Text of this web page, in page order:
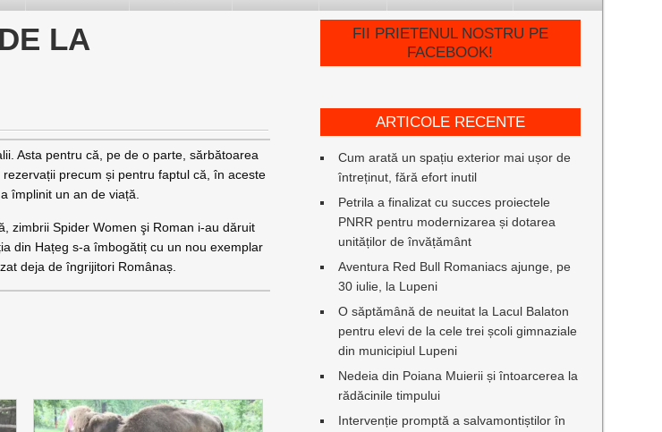
LA
Asta pentru că, pe de o parte, sărbătoarea
precum și pentru faptul că, în aceste
împlinit un an de viață.
zimbrii Spider Women şi Roman i-au dăruit
din Hațeg s-a îmbogătiț cu un nou exemplar
deja de îngrijitori Românaș.
FII PRIETENUL NOSTRU PE
FACEBOOK!
ARTICOLE RECENTE
Cum arată un spațiu exterior mai ușor de
întreținut, fără efort inutil
Petrila a finalizat cu succes proiectele
PNRR pentru modernizarea și dotarea
unităților de învățământ
Aventura Red Bull Romaniacs ajunge, pe
30 iulie, la Lupeni
O săptămână de neuitat la Lacul Balaton
pentru elevi de la cele trei școli gimnaziale
din municipiul Lupeni
Nedeia din Poiana Muierii și întoarcerea la
rădăcinile timpului
Intervenție promptă a salvamontiștilor în